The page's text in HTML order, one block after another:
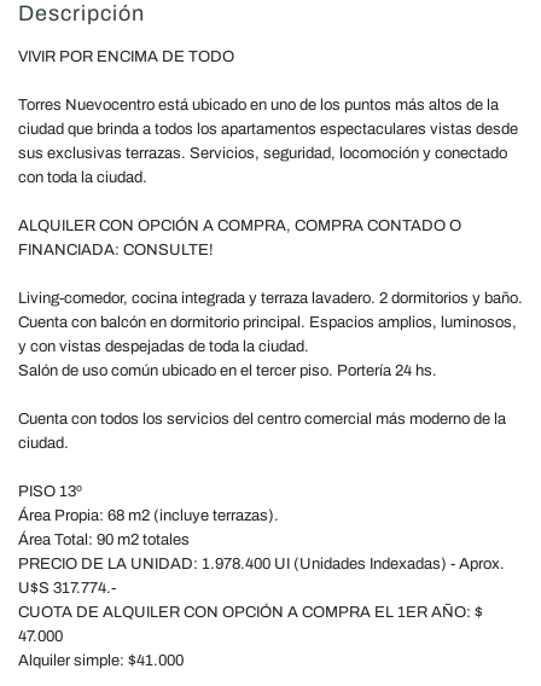
Descripción
VIVIR POR ENCIMA DE TODO
Torres Nuevocentro está ubicado en uno de los puntos más altos de la
ciudad que brinda a todos los apartamentos espectaculares vistas desde
sus exclusivas terrazas. Servicios, seguridad, locomoción y conectado
con toda la ciudad.
ALQUILER CON OPCIÓN A COMPRA, COMPRA CONTADO O
FINANCIADA: CONSULTE!
Living-comedor, cocina integrada y terraza lavadero. 2 dormitorios y baño.
Cuenta con balcón en dormitorio principal. Espacios amplios, luminosos,
y con vistas despejadas de toda la ciudad.
Salón de uso común ubicado en el tercer piso. Portería 24 hs.
Cuenta con todos los servicios del centro comercial más moderno de la
ciudad.
PISO 13º
Área Propia: 68 m2 (incluye terrazas).
Área Total: 90 m2 totales
PRECIO DE LA UNIDAD: 1.978.400 UI (Unidades Indexadas) - Aprox.
U$S 317.774.-
CUOTA DE ALQUILER CON OPCIÓN A COMPRA EL 1ER AÑO: $
47.000
Alquiler simple: $41.000